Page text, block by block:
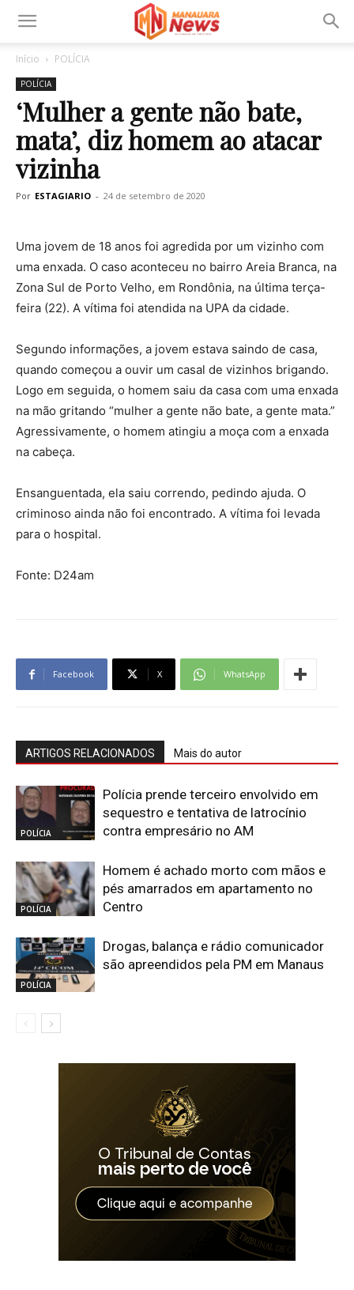
Início POLÍCIA
POLÍCIA
‘Mulher a gente não bate,
mata’, diz homem ao atacar
vizinha
Por ESTAGIARIO - 24 de setembro de 2020
Uma jovem de 18 anos foi agredida por um vizinho com
uma enxada. O caso aconteceu no bairro Areia Branca, na
Zona Sul de Porto Velho, em Rondônia, na última terça-
feira (22). A vítima foi atendida na UPA da cidade.
Segundo informações, a jovem estava saindo de casa,
quando começou a ouvir um casal de vizinhos brigando.
Logo em seguida, o homem saiu da casa com uma enxada
na mão gritando “mulher a gente não bate, a gente mata.”
Agressivamente, o homem atingiu a moça com a enxada
na cabeça.
Ensanguentada, ela saiu correndo, pedindo ajuda. O
criminoso ainda não foi encontrado. A vítima foi levada
para o hospital.
Fonte: D24am
Facebook X WhatsApp
ARTIGOS RELACIONADOS Mais do autor
POLÍCIA
Polícia prende terceiro envolvido em
sequestro e tentativa de latrocínio
contra empresário no AM
POLÍCIA
Homem é achado morto com mãos e
pés amarrados em apartamento no
Centro
POLÍCIA
Drogas, balança e rádio comunicador
são apreendidos pela PM em Manaus